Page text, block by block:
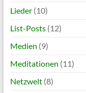
Lieder(10)
List-Posts(12)
Medien (9)
Meditationen (11)
Netzwelt(8)